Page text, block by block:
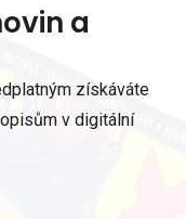
a
získáváte
v digitální